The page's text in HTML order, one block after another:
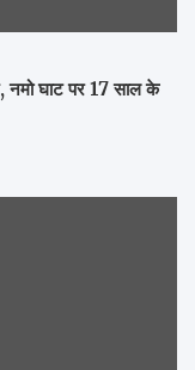
नमो घाट पर 17 साल के